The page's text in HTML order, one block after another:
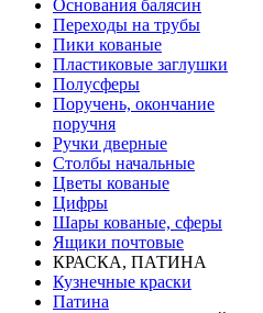
Основания балясин
Переходы на трубы
Пики кованые
Пластиковые заглушки
Полусферы
Поручень, окончание
поручня
Ручки дверные
Столбы начальные
Цветы кованые
Цифры
Шары кованые, сферы
Ящики почтовые
КРАСКА, ПАТИНА
Кузнечные краски
Патина